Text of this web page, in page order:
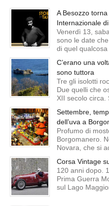
A Besozzo
Internazionale
Venerdì 13,
sono le date
di quel
C’erano una
sono tuttora
Tre gli isolotti
Due quelli che
XII secolo
Settembre,
dell’uva a
Profumo di
Borgomanero.
Novara, che si
Corsa Vintage
120 anni dopo.
Prima Guerra
sul Lago